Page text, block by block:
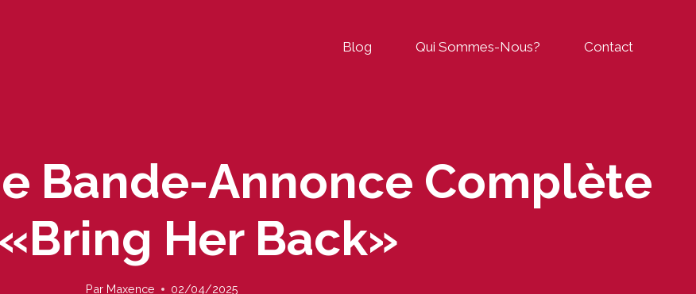
Blog Qui Sommes-Nous? Contact
Bande-Annonce Complète
Her Back»
Par Maxence 02/04/2025